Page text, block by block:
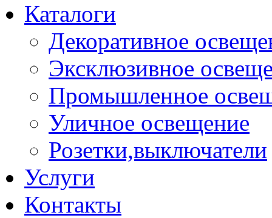
Каталоги
Декоративное
Эксклюзивное
Промышленное
Уличное освещение
Розетки,выключатели
Услуги
Контакты